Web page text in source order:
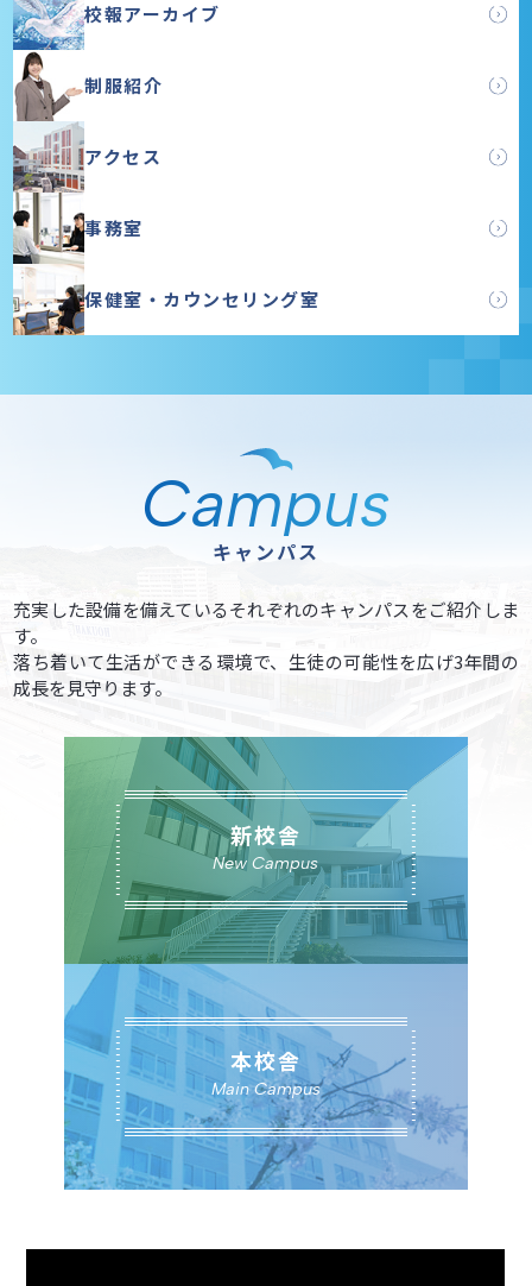
校報アーカイブ
制服紹介
アクセス
事務室
保健室・カウンセリング室
Campus
キャンパス
充実した設備を備えているそれぞれのキャンパスをご紹介しま
す。
落ち着いて生活ができる環境で、生徒の可能性を広げ3年間の
成長を見守ります。
新校舎
New Campus
本校舎
Main Campus